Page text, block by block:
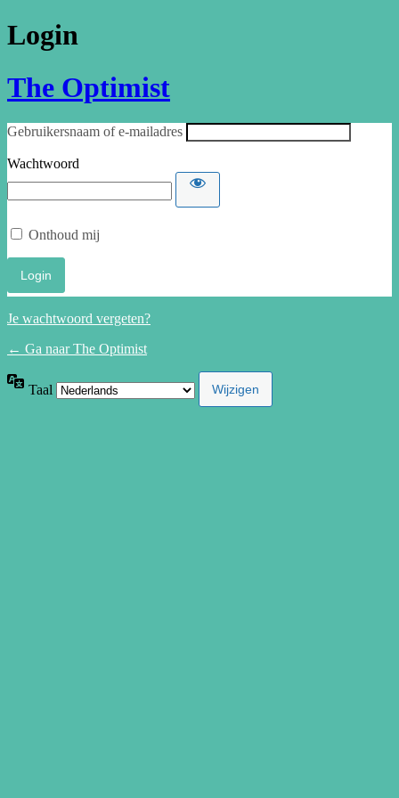
Login
The Optimist
Gebruikersnaam of e-mailadres
Wachtwoord
Onthoud mij
Je wachtwoord vergeten?
← Ga naar The Optimist
Taal